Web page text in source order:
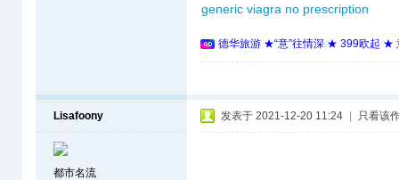
generic viagra no prescription
德华旅游 ★“意”往情深 ★ 399欧起 ★
Lisafoony
都市名流
发表于 2021-12-20 11:24 只看该